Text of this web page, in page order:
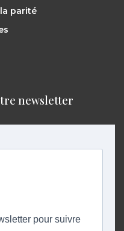
parité
newsletter